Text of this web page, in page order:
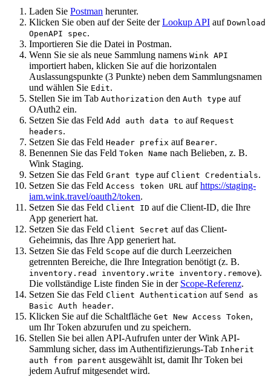
Laden Sie Postman herunter.
Klicken Sie oben auf der Seite derLookup API auf Download
OpenAPI spec.
Importieren Sie die Datei in Postman.
Wenn Sie sie als neue Sammlung namens Wink API
importiert haben, klicken Sie auf die horizontalen
Auslassungspunkte (3 Punkte) neben dem Sammlungsnamen
und wählen Sie Edit.
Stellen Sie im Tab Authorization den Auth type auf
OAuth2 ein.
Setzen Sie das Feld Add auth data to auf Request
headers.
Setzen Sie das Feld Header prefix auf Bearer.
Benennen Sie das Feld Token Name nach Belieben, z. B.
Wink Staging.
Setzen Sie das Feld Grant type auf Client Credentials.
Setzen Sie das Feld Access token URL aufhttps://staging-
iam.wink.travel/oauth2/token.
Setzen Sie das Feld Client ID auf die Client-ID, die Ihre
App generiert hat.
Setzen Sie das Feld Client Secret auf das Client-
Geheimnis, das Ihre App generiert hat.
Setzen Sie das Feld Scope auf die durch Leerzeichen
getrennten Bereiche, die Ihre Integration benötigt (z. B.
inventory.read inventory.write inventory.remove).
Die vollständige Liste finden Sie in der Scope-Referenz.
Setzen Sie das Feld Client Authentication auf Send as
Basic Auth header.
Klicken Sie auf die Schaltfläche Get New Access Token,
um Ihr Token abzurufen und zu speichern.
Stellen Sie bei allen API-Aufrufen unter der Wink API-
Sammlung sicher, dass im Authentifizierungs-Tab Inherit
auth from parent ausgewählt ist, damit Ihr Token bei
jedem Aufruf mitgesendet wird.